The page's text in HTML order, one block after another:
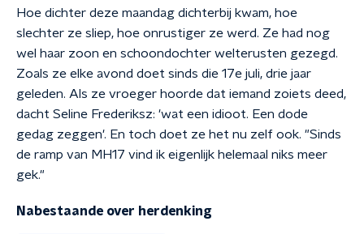
Hoe dichter deze maandag dichterbij kwam, hoe
slechter ze sliep, hoe onrustiger ze werd. Ze had nog
wel haar zoon en schoondochter welterusten gezegd.
Zoals ze elke avond doet sinds die 17e juli, drie jaar
geleden. Als ze vroeger hoorde dat iemand zoiets deed,
dacht Seline Frederiksz: 'wat een idioot. Een dode
gedag zeggen'. En toch doet ze het nu zelf ook. "Sinds
de ramp van MH17 vind ik eigenlijk helemaal niks meer
gek."
Nabestaande over herdenking